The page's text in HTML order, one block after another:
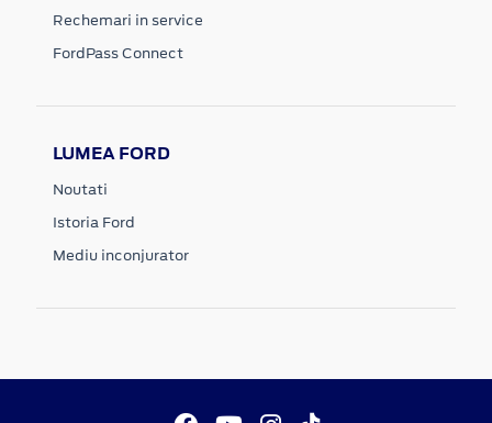
Rechemari in service
FordPass Connect
LUMEA FORD
Noutati
Istoria Ford
Mediu inconjurator